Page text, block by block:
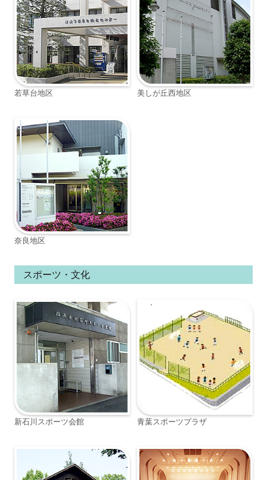
若草台地区 美しが丘西地区
奈良地区
スポーツ・文化
新石川スポーツ会館 青葉スポーツプラザ